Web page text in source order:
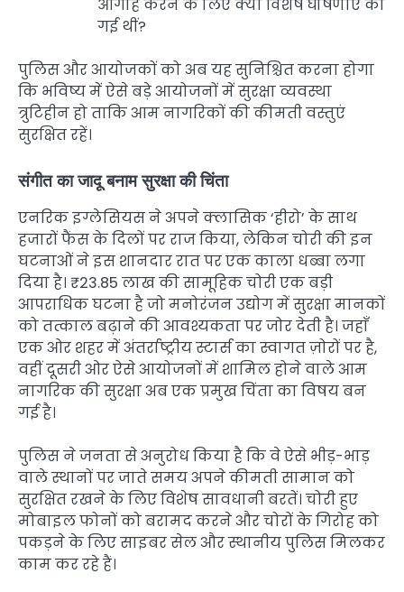
आगाह करने के लिए क्या विशेष घोषणाएं की
गई थीं?
पुलिस और आयोजकों को अब यह सुनिश्चित करना होगा
कि भविष्य में ऐसे बड़े आयोजनों में सुरक्षा व्यवस्था
त्रुटिहीन हो ताकि आम नागरिकों की कीमती वस्तुएं
सुरक्षित रहें।
संगीत का जादू बनाम सुरक्षा की चिंता
एनरिक इग्लेसियस ने अपने क्लासिक ‘हीरो’ के साथ
हजारों फैंस के दिलों पर राज किया, लेकिन चोरी की इन
घटनाओं ने इस शानदार रात पर एक काला धब्बा लगा
दिया है। ₹23.85 लाख की सामूहिक चोरी एक बड़ी
आपराधिक घटना है जो मनोरंजन उद्योग में सुरक्षा मानकों
को तत्काल बढ़ाने की आवश्यकता पर जोर देती है। जहाँ
एक ओर शहर में अंतर्राष्ट्रीय स्टार्स का स्वागत ज़ोरों पर है,
वहीं दूसरी ओर ऐसे आयोजनों में शामिल होने वाले आम
नागरिक की सुरक्षा अब एक प्रमुख चिंता का विषय बन
गई है।
पुलिस ने जनता से अनुरोध किया है कि वे ऐसे भीड़-भाड़
वाले स्थानों पर जाते समय अपने कीमती सामान को
सुरक्षित रखने के लिए विशेष सावधानी बरतें। चोरी हुए
मोबाइल फोनों को बरामद करने और चोरों के गिरोह को
पकड़ने के लिए साइबर सेल और स्थानीय पुलिस मिलकर
काम कर रहे हैं।